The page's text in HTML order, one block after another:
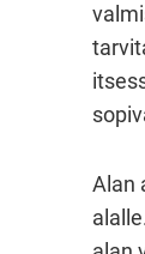
Alan